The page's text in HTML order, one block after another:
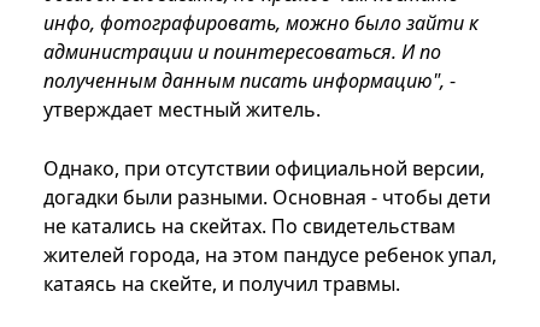
инфо, фотографировать, можно было зайти к
администрации и поинтересоваться. И по
полученным данным писать информацию", -
утверждает местный житель.
Однако, при отсутствии официальной версии,
догадки были разными. Основная - чтобы дети
не катались на скейтах. По свидетельствам
жителей города, на этом пандусе ребенок упал,
катаясь на скейте, и получил травмы.